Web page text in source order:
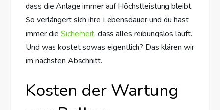
dass die Anlage immer auf Höchstleistung bleibt.
So verlängert sich ihre Lebensdauer und du hast
immer dieSicherheit, dass alles reibungslos läuft.
Und was kostet sowas eigentlich? Das klären wir
im nächsten Abschnitt.
Kosten der Wartung